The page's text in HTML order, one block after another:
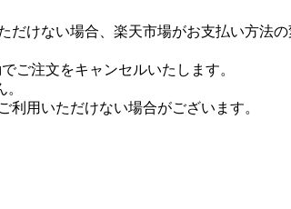
けない場合、楽天市場がお支払い方法
ご注文をキャンセルいたします。
利用いただけない場合がございます。